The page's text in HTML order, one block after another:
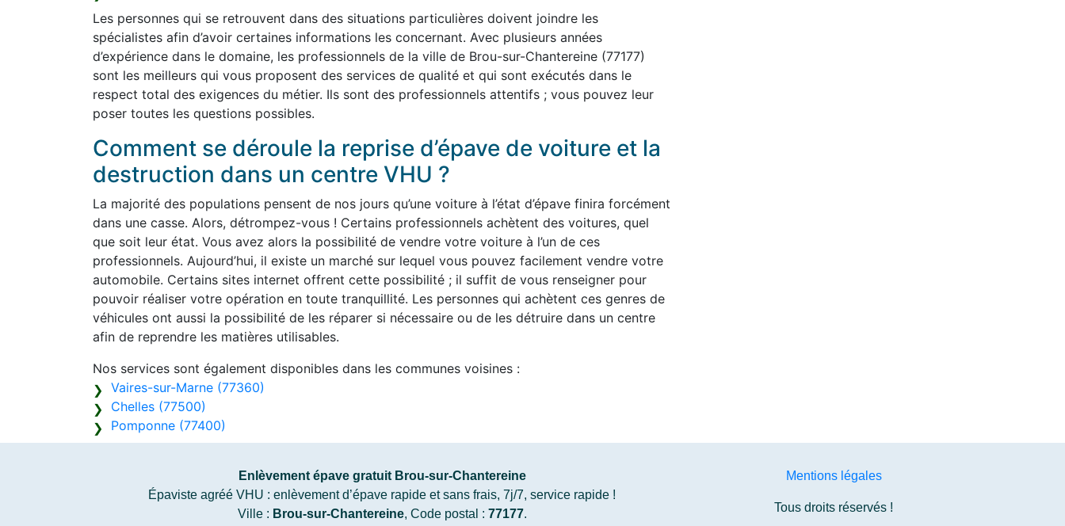
Les personnes qui se retrouvent dans des situations particulières doivent joindre les
spécialistes afin d’avoir certaines informations les concernant. Avec plusieurs années
d’expérience dans le domaine, les professionnels de la ville de Brou-sur-Chantereine (77177)
sont les meilleurs qui vous proposent des services de qualité et qui sont exécutés dans le
respect total des exigences du métier. Ils sont des professionnels attentifs ; vous pouvez leur
poser toutes les questions possibles.
Comment se déroule la reprise d’épave de voiture et la
destruction dans un centre VHU ?
La majorité des populations pensent de nos jours qu’une voiture à l’état d’épave finira forcément
dans une casse. Alors, détrompez-vous ! Certains professionnels achètent des voitures, quel
que soit leur état. Vous avez alors la possibilité de vendre votre voiture à l’un de ces
professionnels. Aujourd’hui, il existe un marché sur lequel vous pouvez facilement vendre votre
automobile. Certains sites internet offrent cette possibilité ; il suffit de vous renseigner pour
pouvoir réaliser votre opération en toute tranquillité. Les personnes qui achètent ces genres de
véhicules ont aussi la possibilité de les réparer si nécessaire ou de les détruire dans un centre
afin de reprendre les matières utilisables.
Nos services sont également disponibles dans les communes voisines :
Vaires-sur-Marne (77360)
Chelles (77500)
Pomponne (77400)
Enlèvement épave gratuit Brou-sur-Chantereine
Épaviste agréé VHU : enlèvement d’épave rapide et sans frais, 7j/7, service rapide !
Ville : Brou-sur-Chantereine, Code postal : 77177.
Mentions légales
Tous droits réservés !